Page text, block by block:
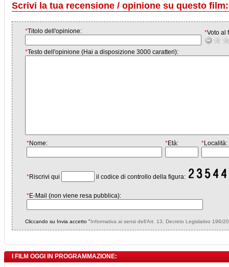
Scrivi la tua recensione / opinione su questo
*Titolo dell'opinione: *Voto al
*Testo dell'opinione (Hai a disposizione 3000 caratteri):
*Nome: *Età: *Località:
*Riscrivi qui il codice di controllo della figura:
*E-Mail (non viene resa pubblica):
Cliccando su Invia accetto "Informativa ai sensi dell'Art. 13, Decreto Legislativo 196/
I FILM OGGI IN PROGRAMMAZIONE: